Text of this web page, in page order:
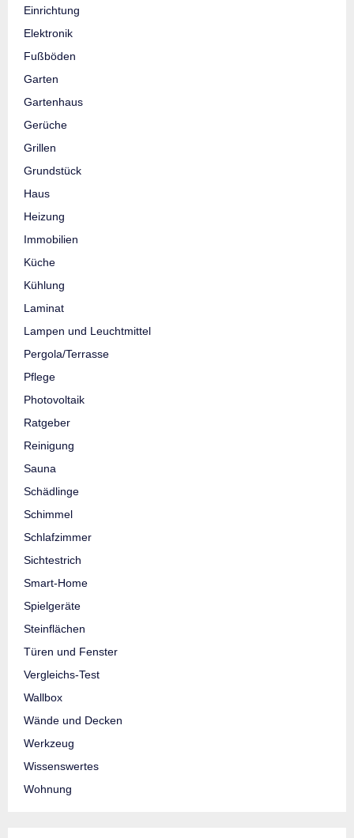
Einrichtung
Elektronik
Fußböden
Garten
Gartenhaus
Gerüche
Grillen
Grundstück
Haus
Heizung
Immobilien
Küche
Kühlung
Laminat
Lampen und Leuchtmittel
Pergola/Terrasse
Pflege
Photovoltaik
Ratgeber
Reinigung
Sauna
Schädlinge
Schimmel
Schlafzimmer
Sichtestrich
Smart-Home
Spielgeräte
Steinflächen
Türen und Fenster
Vergleichs-Test
Wallbox
Wände und Decken
Werkzeug
Wissenswertes
Wohnung